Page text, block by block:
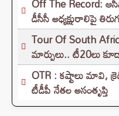
Off The Record:
డీసీసీ అధ్యక్షురాలిపై
Tour Of South
మార్పులు.. టీ20లు
OTR : కష్టాలు మావి,
టీడీపీ నేతల అసంతృప్తి